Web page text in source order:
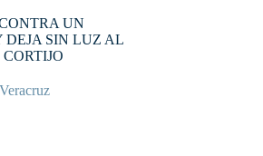
UN
DEJA SIN LUZ AL
Veracruz